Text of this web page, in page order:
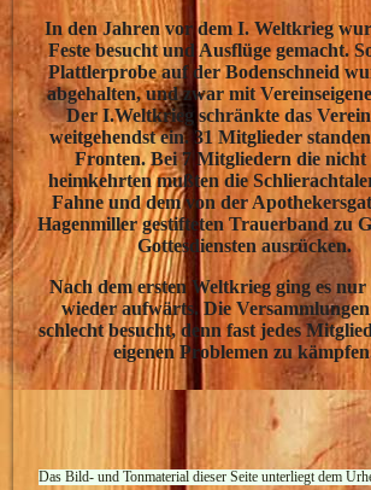
In den Jahren vor dem I. Weltkrieg
Feste besucht und Ausflüge gemacht.
Plattlerprobe auf der Bodenschneid
abgehalten, und zwar mit
Der I.Weltkrieg schränkte das
weitgehendst ein. 31 Mitglieder
Fronten. Bei 7 Mitgliedern die nicht
heimkehrten mußten die
Fahne und dem von der
Hagenmiller gestifteten Trauerband zu
Gottesdiensten ausrücken.
Nach dem ersten Weltkrieg ging es nur
wieder aufwärts. Die
schlecht besucht, denn fast jedes
eigenen Problemen zu
Das Bild- und Tonmaterial dieser Seite unterliegt dem